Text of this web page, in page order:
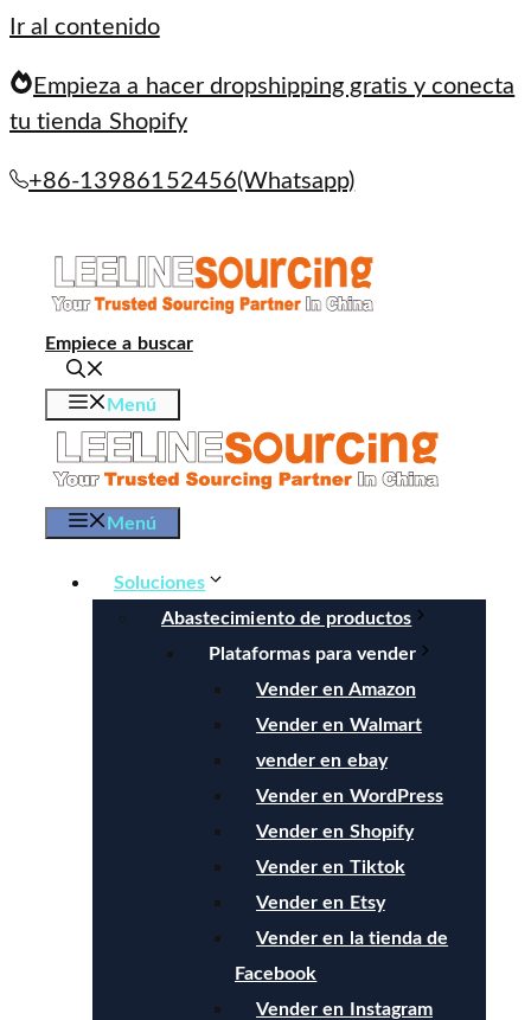
Ir al contenido
Empieza a hacer dropshipping gratis y conecta
tu tienda Shopify
+86-13986152456(Whatsapp)
Empiece a buscar
Menú
Menú
Soluciones
Abastecimiento de productos
Plataformas para vender
Vender en Amazon
Vender en Walmart
vender en ebay
Vender en WordPress
Vender en Shopify
Vender en Tiktok
Vender en Etsy
Vender en la tienda de
Facebook
Vender en Instagram